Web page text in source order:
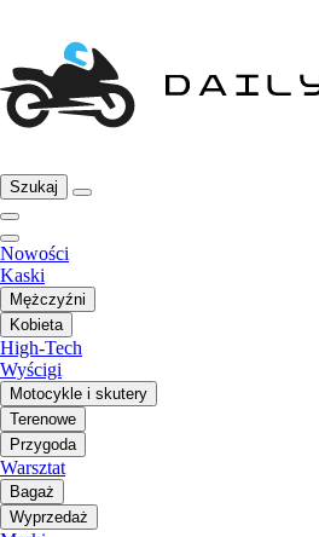
Szukaj
Nowości
Kaski
Mężczyźni
Kobieta
High-Tech
Wyścigi
Motocykle i skutery
Terenowe
Przygoda
Warsztat
Bagaż
Wyprzedaż